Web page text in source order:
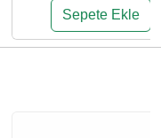
Sepete Ekle